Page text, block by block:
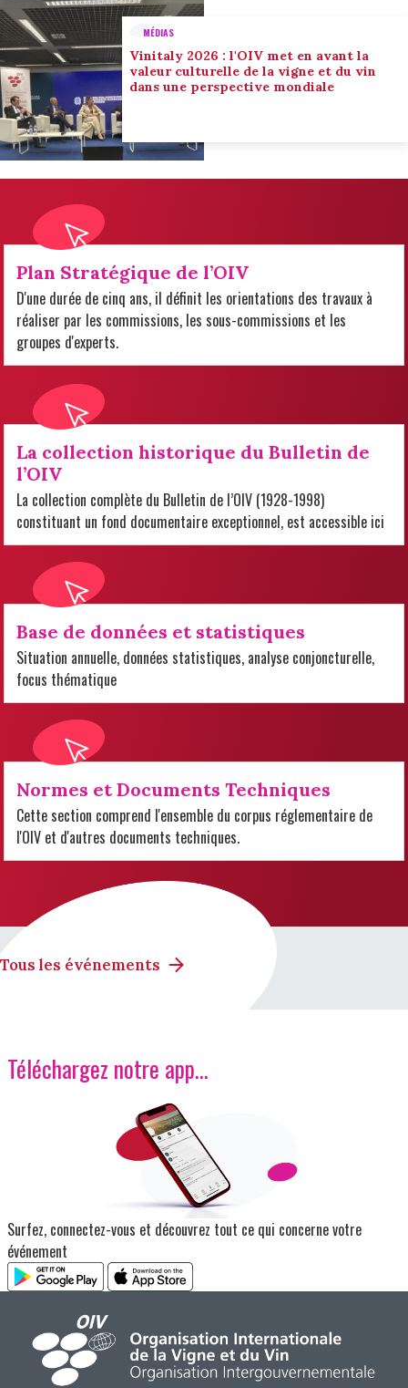
MÉDIAS
Vinitaly 2026 : l'OIV met en avant la
valeur culturelle de la vigne et du vin
dans une perspective mondiale
Plan Stratégique de l’OIV
D'une durée de cinq ans, il définit les orientations des travaux à
réaliser par les commissions, les sous-commissions et les
groupes d'experts.
La collection historique du Bulletin de
l’OIV
La collection complète du Bulletin de l’OIV (1928-1998)
constituant un fond documentaire exceptionnel, est accessible ici
Base de données et statistiques
Situation annuelle, données statistiques, analyse conjoncturelle,
focus thématique
Normes et Documents Techniques
Cette section comprend l'ensemble du corpus réglementaire de
l'OIV et d'autres documents techniques.
Tous les événements
Téléchargez notre app…
Surfez, connectez-vous et découvrez tout ce qui concerne votre
événement